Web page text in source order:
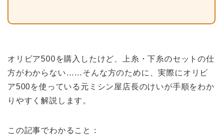
オリビア500を購入したけど、上糸・下糸のセットの仕
方がわからない……そんな方のために、実際にオリビ
ア500を使っている元ミシン屋店長のけいが手順をわか
りやすく解説します。
この記事でわかること：